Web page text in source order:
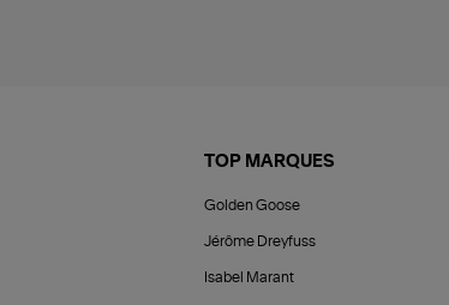
TOP MARQUES
Golden Goose
Jérôme Dreyfuss
Isabel Marant